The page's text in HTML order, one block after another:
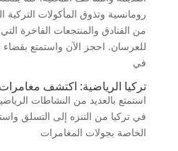
رومانسية وتذوق المأكولات التركية
من الفنادق والمنتجعات الفاخرة
للعرسان. احجز الآن واستمتع
في
تركيا الرياضية: اكتشف
استمتع بالعديد من النشاطات
في تركيا من التنزه إلى التسلق
الخاصة بجولات المغامرات